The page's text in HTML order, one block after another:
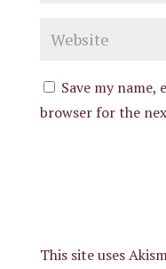
Save my name,
browser for the
This site uses